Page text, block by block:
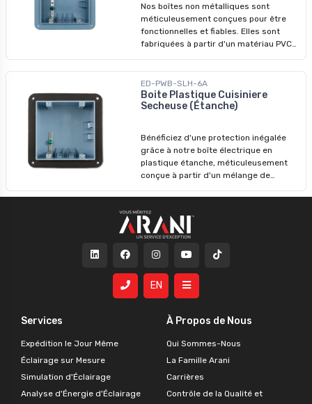
Nos boîtes non métalliques sont
méticuleusement conçues pour être
fonctionnelles et fiables. Elles sont
fabriquées à partir d'un matériau PVC
serrage, ce qui garantit une installation
sûre. Son poids léger et sa résistance
au feu de 2 heures en font un choix
industrielles.
ED-PWB-SLH-6A
Boite Plastique Cuisiniere
Secheuse (Étanche)
Bénéficiez d'une protection inégalée
grâce à notre boîte électrique en
plastique étanche, méticuleusement
conçue à partir d'un mélange de
qualité. Protégez vos composants
électriques dans n'importe quel
environnement.
Services
Expédition le Jour Même
Éclairage sur Mesure
Simulation d'Éclairage
Analyse d'Énergie d'Éclairage
À Propos de Nous
Qui Sommes-Nous
La Famille Arani
Carrières
Contrôle de la Qualité et
EN